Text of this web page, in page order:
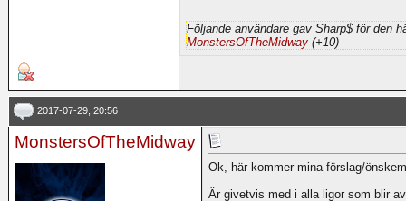
Följande användare gav Sharp$ för den
MonstersOfTheMidway (+10)
2017-07-29, 20:56
MonstersOfTheMidway
Ok, här kommer mina förslag/
Är givetvis med i alla ligor som blir